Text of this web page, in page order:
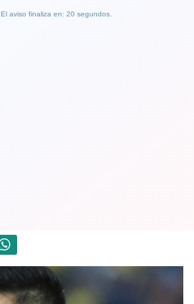
El aviso finaliza en: 19 segundos.